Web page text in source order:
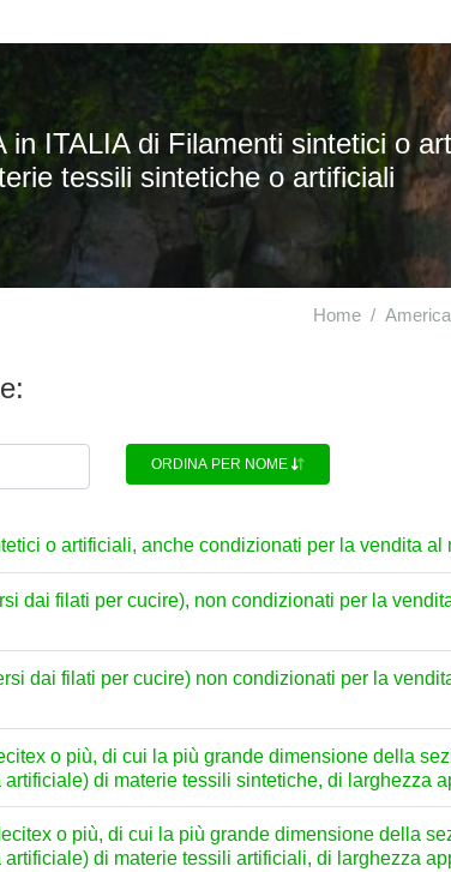
in ITALIA di Filamenti sintetici o
tessili sintetiche o artificiali
Home
ORDINA PER NOME
o artificiali, anche condizionati per la vendita al
dai filati per cucire), non condizionati per la
dai filati per cucire) non condizionati per la
o più, di cui la più grande dimensione della
di materie tessili sintetiche, di larghezza
o più, di cui la più grande dimensione della
di materie tessili artificiali, di larghezza